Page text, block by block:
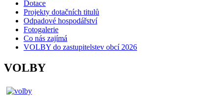
Dotace
Projekty dotačních titulů
Odpadové hospodářství
Fotogalerie
Co nás zajímá
VOLBY do zastupitelstev obcí 2026
VOLBY